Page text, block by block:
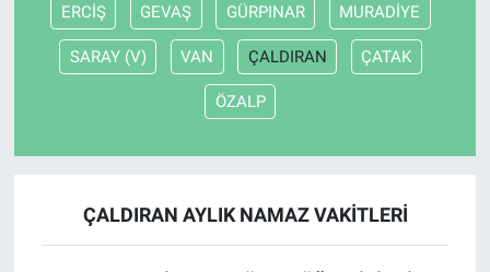
ERCİŞ GEVAŞ GÜRPINAR MURADİYE
SARAY (V) VAN ÇALDIRAN ÇATAK
ÖZALP
ÇALDIRAN AYLIK NAMAZ VAKITLERI